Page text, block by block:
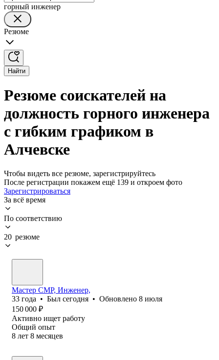
горный инженер
Резюме
Найти
Резюме соискателей на
должность горного инженера
с гибким графиком в
Алчевске
Чтобы видеть все резюме, зарегистрируйтесь
После регистрации покажем ещё 139 и откроем фото
Зарегистрироваться
За всё время
По соответствию
20 резюме
Мастер СМР, Инженер,
33 года • Был сегодня • Обновлено 8 июля
150 000 ₽
Активно ищет работу
Общий опыт
8 лет 8 месяцев